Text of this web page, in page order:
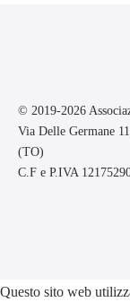
© 2019-2026
Via Delle Germane
(TO)
C.F e P.IVA
Questo sito web